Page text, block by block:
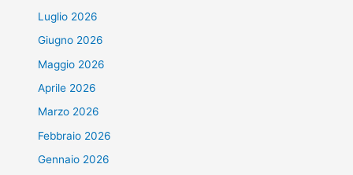
Luglio 2026
Giugno 2026
Maggio 2026
Aprile 2026
Marzo 2026
Febbraio 2026
Gennaio 2026